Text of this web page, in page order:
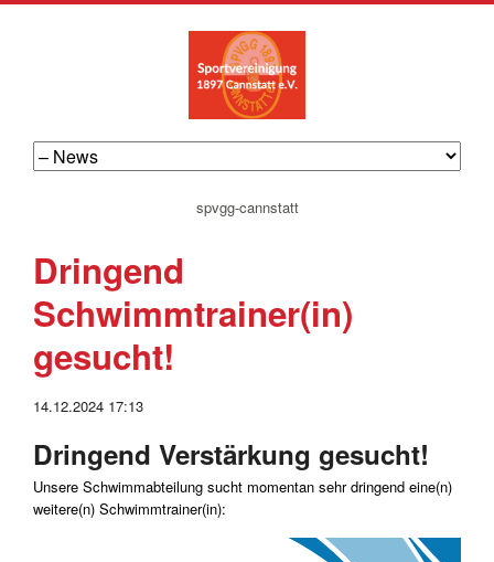
navigation
spvgg-cannstatt
Dringend
Schwimmtrainer(in)
gesucht!
14.12.2024 17:13
Dringend Verstärkung gesucht!
Unsere Schwimmabteilung sucht momentan sehr dringend eine(n)
weitere(n) Schwimmtrainer(in):